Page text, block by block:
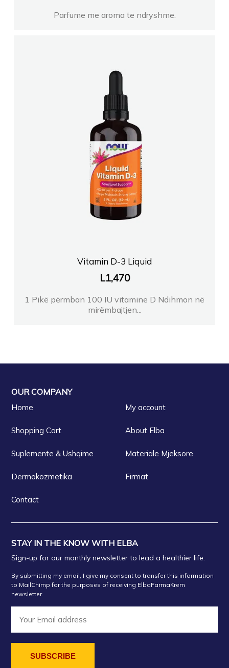
Parfume me aroma te ndryshme.
Vitamin D-3 Liquid
L1,470
1 Pikë përmban 100 IU vitamine D Ndihmon në
mirëmbajtjen...
OUR COMPANY
Home My account
Shopping Cart About Elba
Suplemente & Ushqime Materiale Mjeksore
Dermokozmetika Firmat
Contact
STAY IN THE KNOW WITH ELBA
Sign-up for our monthly newsletter to lead a healthier life.
By submitting my email, I give my consent to transfer this information
to MailChimp for the purposes of receiving ElbaFarmaKrem
newsletter.